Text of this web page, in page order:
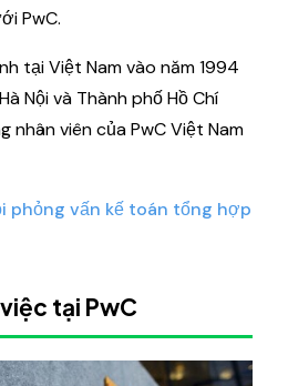
PwC.
tại Việt Nam vào năm 1994
Nội và Thành phố Hồ Chí
nhân viên của PwC Việt Nam
phỏng vấn kế toán tổng hợp
tại PwC